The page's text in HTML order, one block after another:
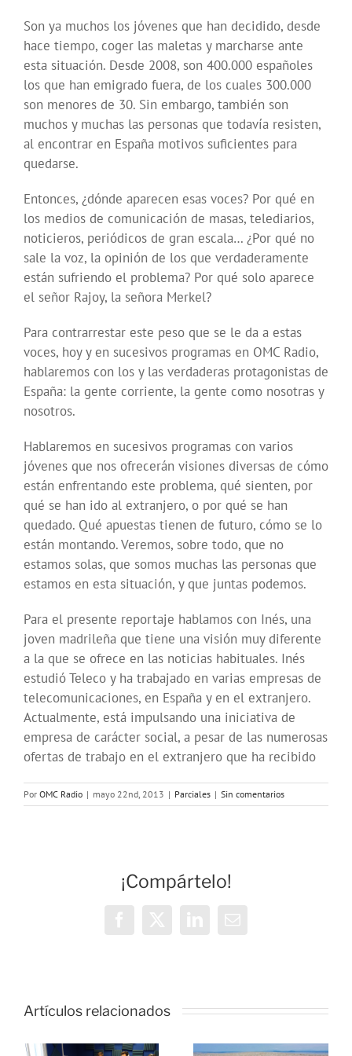
Son ya muchos los jóvenes que han decidido, desde
hace tiempo, coger las maletas y marcharse ante
esta situación. Desde 2008, son 400.000 españoles
los que han emigrado fuera, de los cuales 300.000
son menores de 30. Sin embargo, también son
muchos y muchas las personas que todavía resisten,
al encontrar en España motivos suficientes para
quedarse.
Entonces, ¿dónde aparecen esas voces? Por qué en
los medios de comunicación de masas, telediarios,
noticieros, periódicos de gran escala… ¿Por qué no
sale la voz, la opinión de los que verdaderamente
están sufriendo el problema? Por qué solo aparece
el señor Rajoy, la señora Merkel?
Para contrarrestar este peso que se le da a estas
voces, hoy y en sucesivos programas en OMC Radio,
hablaremos con los y las verdaderas protagonistas de
España: la gente corriente, la gente como nosotras y
nosotros.
Hablaremos en sucesivos programas con varios
jóvenes que nos ofrecerán visiones diversas de cómo
están enfrentando este problema, qué sienten, por
qué se han ido al extranjero, o por qué se han
quedado. Qué apuestas tienen de futuro, cómo se lo
están montando. Veremos, sobre todo, que no
estamos solas, que somos muchas las personas que
estamos en esta situación, y que juntas podemos.
Para el presente reportaje hablamos con Inés, una
joven madrileña que tiene una visión muy diferente
a la que se ofrece en las noticias habituales. Inés
estudió Teleco y ha trabajado en varias empresas de
telecomunicaciones, en España y en el extranjero.
Actualmente, está impulsando una iniciativa de
empresa de carácter social, a pesar de las numerosas
ofertas de trabajo en el extranjero que ha recibido
Por OMC Radio | mayo 22nd, 2013 | Parciales | Sin comentarios
¡Compártelo!
Artículos relacionados